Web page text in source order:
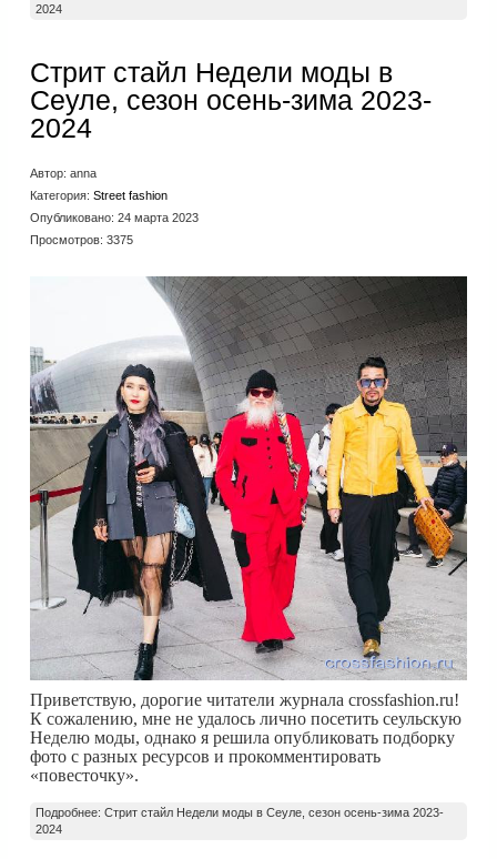
2024
Стрит стайл Недели моды в
Сеуле, сезон осень-зима 2023-
2024
Автор: anna
Категория: Street fashion
Опубликовано: 24 марта 2023
Просмотров: 3375
Приветствую, дорогие читатели журнала crossfashion.ru!
К сожалению, мне не удалось лично посетить сеульскую
Неделю моды, однако я решила опубликовать подборку
фото с разных ресурсов и прокомментировать
«повесточку».
Подробнее: Стрит стайл Недели моды в Сеуле, сезон осень-зима 2023-
2024